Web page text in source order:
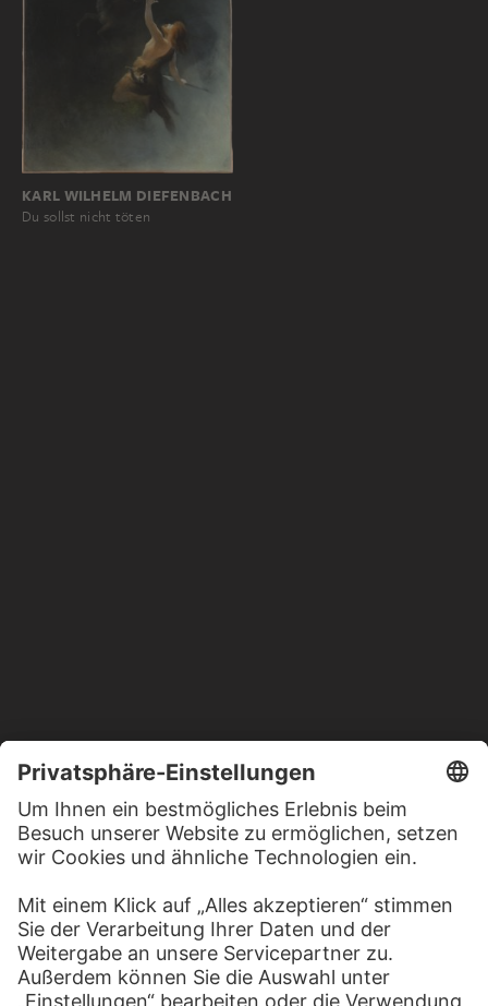
KARL WILHELM DIEFENBACH
Du sollst nicht töten